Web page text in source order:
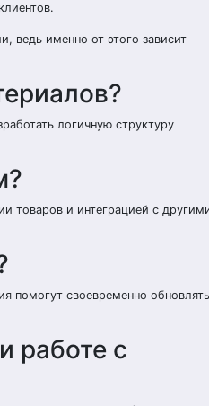
ведь именно от этого зависит
логичную структуру
товаров и интеграцией с
помогут своевременно обновлять
работе с